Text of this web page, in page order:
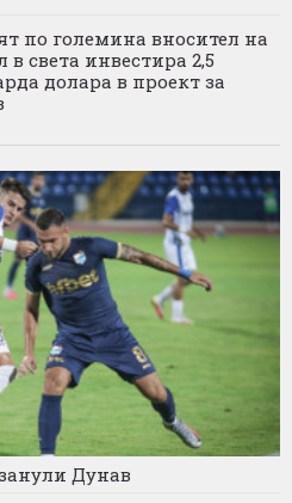
по големина вносител на
в света инвестира 2,5
долара в проект за
Дунав